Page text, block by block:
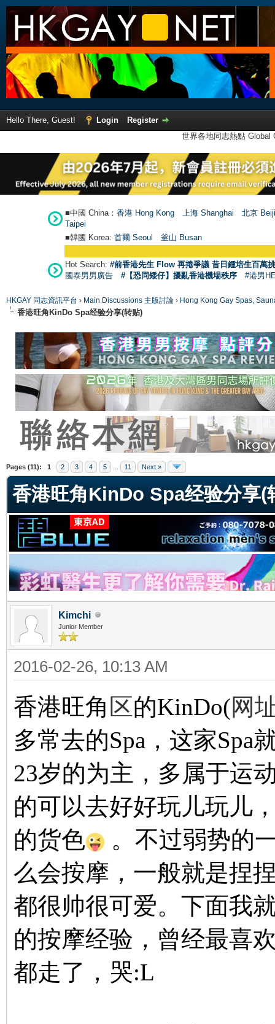
Hello There, Guest! Login
Register
世界各地同志熱點
■中國 China： 香港 Hong Kong 上海 Shanghai
北京
Taipei
■韓國 Korea: 首爾 Seoul 釜山 Busan
Hot Search: #前香港先生 Flow 再捲爭議 昔日鍾培生百萬
國泰男男廣告
#【恐同矮仔】擾亂香港機場秩序 #港男
HKGAY 同志資訊平台 › Main Discussions 主版討論 › Hong Kong Gay Spas,
香港旺角KinDo Spa经验分享(转贴)
Pages (11): 1 2 3 4 5 11 Next »
香港旺角KinDo Spa经验分享(
Kimchi
Junior Member
2016-02-26, 10:13 AM
香港旺角 区的KinDo(网
多常去的Spa，这家Spa
23岁的为主，多属于运
的可以去好好玩儿玩儿
的货色
。不过弱势的
么会按摩，一般就是捏
都很帅很可爱。下面我
的按摩经验，曾经最喜
都走了，哭:L